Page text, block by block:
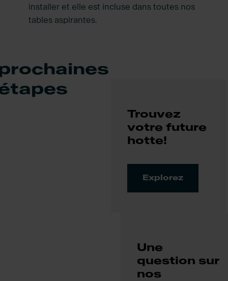
installer et elle est incluse dans toutes nos
tables aspirantes.
Trouvez
votre future
hotte!
Explorez
Une
question sur
nos